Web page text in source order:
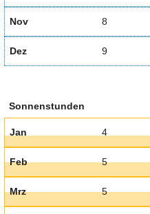
Nov 8
Dez 9
Sonnenstunden
Jan 4
Feb 5
Mrz 5